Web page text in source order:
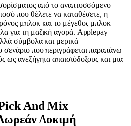
από το αναπτυσσόμενο
που θέλετε να καταθέσετε, η
μπλοκ και το μέγεθος μπλοκ
για τη μαζική αγορά. Applepay
σύμβολα και μερικά
σενάριο που περιγράφεται παραπάνω
ως ανεξήγητα απαισιόδοξους και μια
And Mix
Δοκιμή